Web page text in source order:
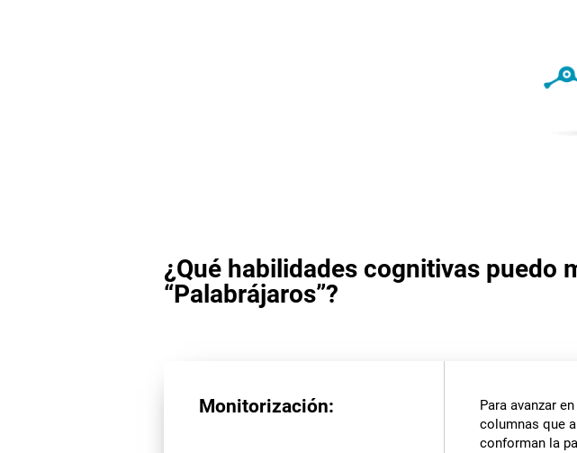
¿Qué habilidades cognitivas puedo
“Palabrájaros”?
Monitorización: Para avanzar
columnas que
conforman la